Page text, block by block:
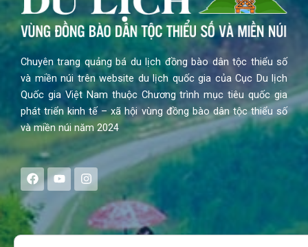
Chuyên trang quảng bá du lịch đồng bào dân tộc thiểu số
và miền núi trên website du lịch quốc gia của Cục Du lịch
Quốc gia Việt Nam thuộc Chương trình mục tiêu quốc gia
phát triển kinh tế – xã hội vùng đồng bào dân tộc thiểu số
và miền núi năm 2024
F
a
c
e
b
o
Y
o
u
t
u
b
I
n
s
a
g
Search